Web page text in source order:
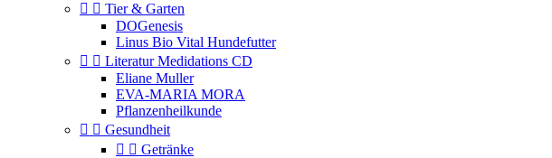
  Tier & Garten
DOGenesis
Linus Bio Vital Hundefutter
  Literatur Medidations CD
Eliane Muller
EVA-MARIA MORA
Pflanzenheilkunde
  Gesundheit
  Getränke